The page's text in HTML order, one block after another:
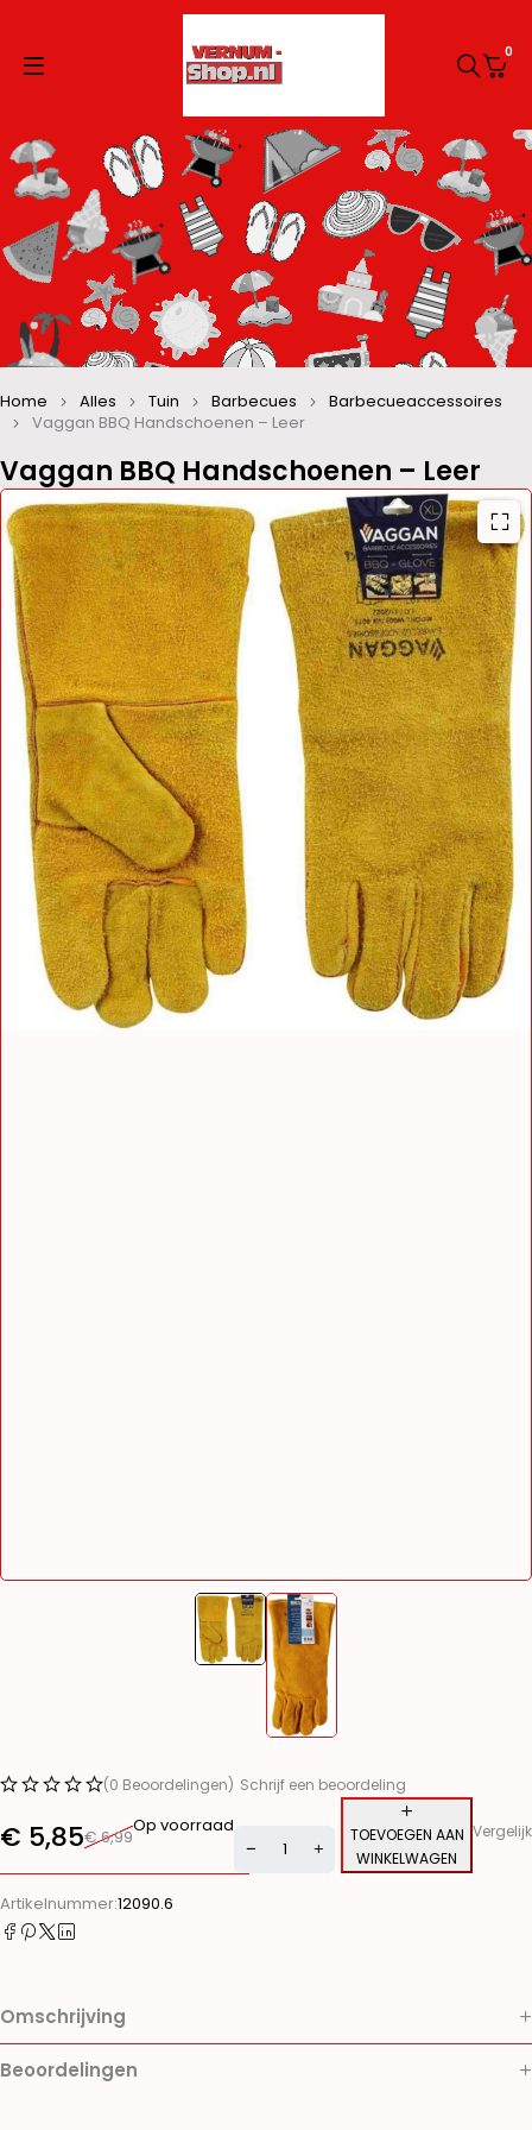
0
Vaggan BBQ Handschoenen – Leer
Home Alles Tuin Barbecues
Barbecueaccessoires
Vaggan BBQ Handschoenen – Leer
(0 Beoordelingen) Schrijf een beoordeling
€6,99
€ 5,85 Op voorraad
TOEVOEGEN AAN
WINKELWAGEN
Alternative:
Vergelijk
Artikelnummer:12090.6
Omschrijving
Beoordelingen